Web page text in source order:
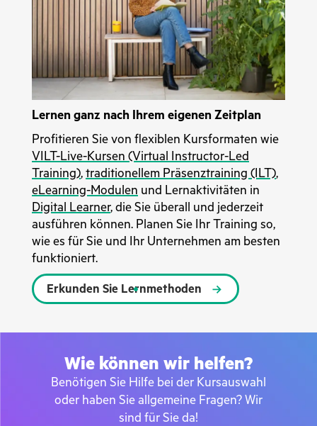
Lernen ganz nach Ihrem eigenen Zeitplan
Profitieren Sie von flexiblen Kursformaten wie
VILT-Live-Kursen (Virtual Instructor-Led
Training), traditionellem Präsenztraining (ILT),
eLearning-Modulen und Lernaktivitäten in
Digital Learner, die Sie überall und jederzeit
ausführen können. Planen Sie Ihr Training so,
wie es für Sie und Ihr Unternehmen am besten
funktioniert.
Erkunden Sie Lernmethoden
Wie können wir helfen?
Benötigen Sie Hilfe bei der Kursauswahl
oder haben Sie allgemeine Fragen? Wir
sind für Sie da!